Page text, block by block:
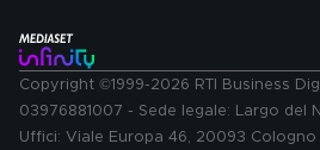
Copyright ©1999-2026 RTI Business
03976881007 - Sede legale: Largo del
Uffici: Viale Europa 46, 20093 Cologno